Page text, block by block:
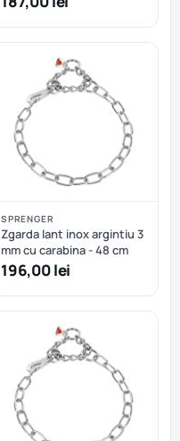
SPRENGER
Zgarda lant inox argintiu 3
mm cu carabina - 48 cm
196,00 lei